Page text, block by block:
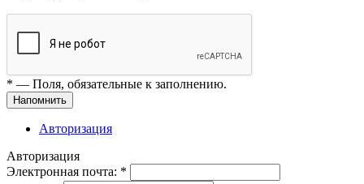
* — Поля, обязательные к заполнению.
Напомнить
Авторизация
Авторизация
Электронная почта: *